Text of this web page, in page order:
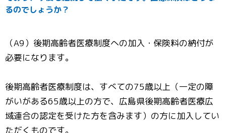
るのでしょうか？
（A9）後期高齢者医療制度への加入・保険料の納付が
必要になります。
後期高齢者医療制度は、すべての75歳以上（一定の障
がいがある65歳以上の方で、広島県後期高齢者医療広
域連合の認定を受けた方を含みます）の方に加入してい
ただくものです。